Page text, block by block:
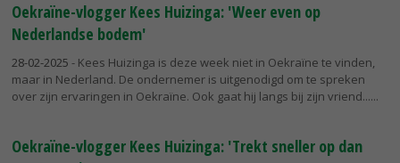
Oekraïne-vlogger Kees Huizinga: 'Weer even op
Nederlandse bodem'
28-02-2025 - Kees Huizinga is deze week niet in Oekraïne te vinden,
maar in Nederland. De ondernemer is uitgenodigd om te spreken
over zijn ervaringen in Oekraïne. Ook gaat hij langs bij zijn vriend...
Oekraïne-vlogger Kees Huizinga: 'Trekt sneller op dan